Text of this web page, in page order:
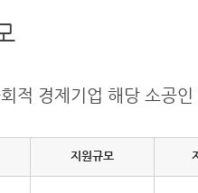
적 경제기업 해당 소공
지원규모